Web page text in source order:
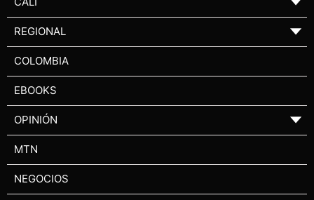
REGIONAL ▼
COLOMBIA
EBOOKS
OPINIÓN ▼
MTN
NEGOCIOS